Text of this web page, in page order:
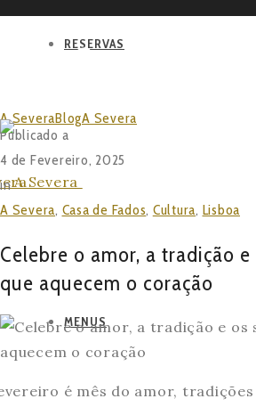
RESERVAS
MENUS
BLOG
A SeveraBlogA Severa
sabores que aquecem o coração
Publicado a
4 de Fevereiro, 2025
in
A Severa, Casa de Fados, Cultura, Lisboa
Celebre o amor, a tradição e
que aquecem o coração
é mês do amor, tradições